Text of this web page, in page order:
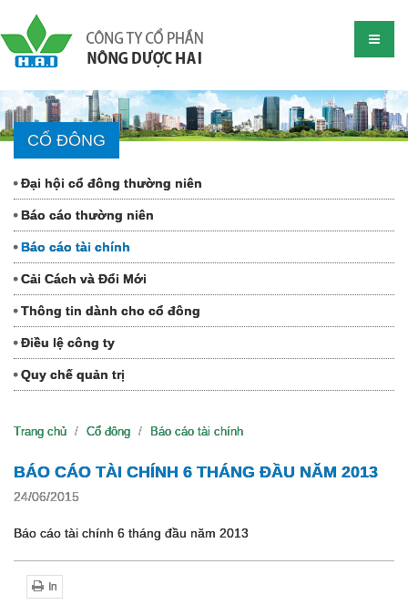
CỔ ĐÔNG
Đại hội cổ đông thường niên
Báo cáo thường niên
Báo cáo tài chính
Cải Cách và Đổi Mới
Thông tin dành cho cổ đông
Điều lệ công ty
Quy chế quản trị
Trang chủ Cổ đông Báo cáo tài chính
BÁO CÁO TÀI CHÍNH 6 THÁNG ĐẦU NĂM 2013
24/06/2015
Báo cáo tài chính 6 tháng đầu năm 2013
In